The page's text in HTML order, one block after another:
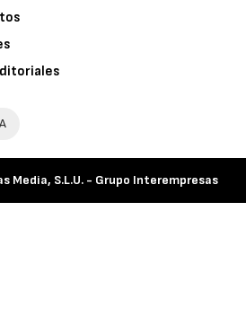
Media, S.L.U. - Grupo Interempresas